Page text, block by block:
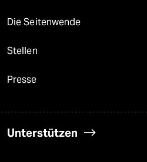
Die Seitenwende
Stellen
Presse
Unterstützen